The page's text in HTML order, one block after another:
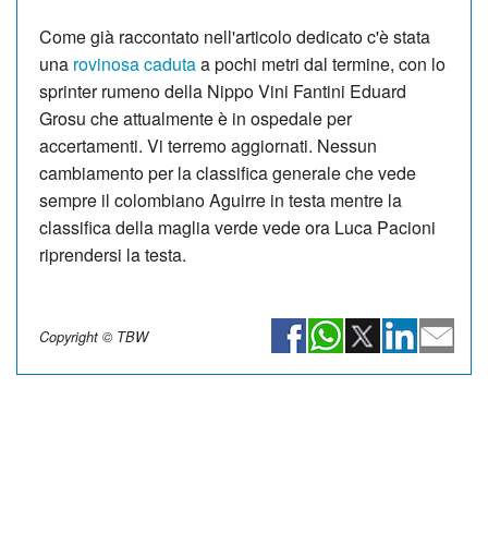
Come già raccontato nell'articolo dedicato c'è stata
una rovinosa cadutaa pochi metri dal termine, con lo
sprinter rumeno della Nippo Vini Fantini Eduard
Grosu che attualmente è in ospedale per
accertamenti. Vi terremo aggiornati. Nessun
cambiamento per la classifica generale che vede
sempre il colombiano Aguirre in testa mentre la
classifica della maglia verde vede ora Luca Pacioni
riprendersi la testa.
Copyright © TBW